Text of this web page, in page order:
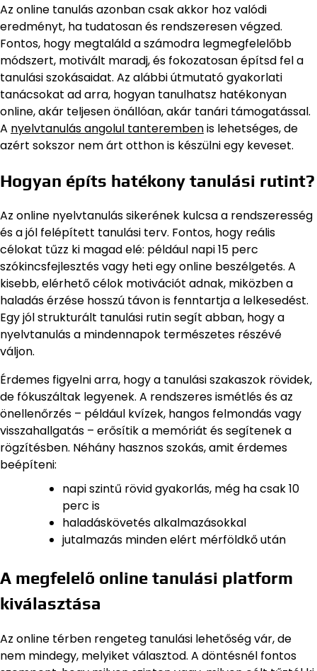
Az online tanulás azonban csak akkor hoz valódi
eredményt, ha tudatosan és rendszeresen végzed.
Fontos, hogy megtaláld a számodra legmegfelelőbb
módszert, motivált maradj, és fokozatosan építsd fel a
tanulási szokásaidat. Az alábbi útmutató gyakorlati
tanácsokat ad arra, hogyan tanulhatsz hatékonyan
online, akár teljesen önállóan, akár tanári támogatással.
A nyelvtanulás angolul tanterembenis lehetséges, de
azért sokszor nem árt otthon is készülni egy keveset.
Hogyan építs hatékony tanulási rutint?
Az online nyelvtanulás sikerének kulcsa a rendszeresség
és a jól felépített tanulási terv. Fontos, hogy reális
célokat tűzz ki magad elé: például napi 15 perc
szókincsfejlesztés vagy heti egy online beszélgetés. A
kisebb, elérhető célok motivációt adnak, miközben a
haladás érzése hosszú távon is fenntartja a lelkesedést.
Egy jól strukturált tanulási rutin segít abban, hogy a
nyelvtanulás a mindennapok természetes részévé
váljon.
Érdemes figyelni arra, hogy a tanulási szakaszok rövidek,
de fókuszáltak legyenek. A rendszeres ismétlés és az
önellenőrzés – például kvízek, hangos felmondás vagy
visszahallgatás – erősítik a memóriát és segítenek a
rögzítésben. Néhány hasznos szokás, amit érdemes
beépíteni:
napi szintű rövid gyakorlás, még ha csak 10
perc is
haladáskövetés alkalmazásokkal
jutalmazás minden elért mérföldkő után
A megfelelő online tanulási platform
kiválasztása
Az online térben rengeteg tanulási lehetőség vár, de
nem mindegy, melyiket választod. A döntésnél fontos